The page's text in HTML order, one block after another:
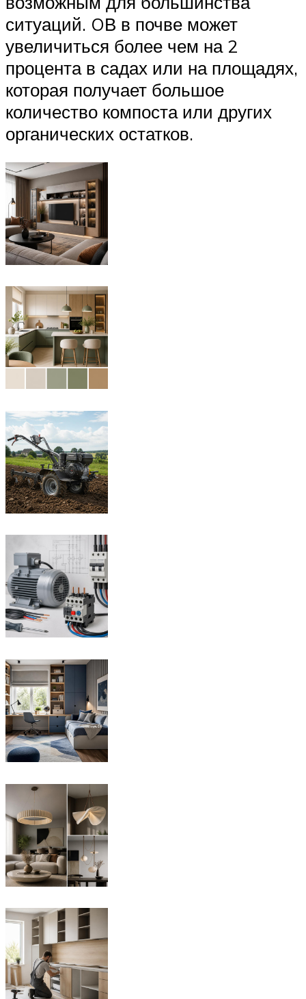
ситуаций. OВ в почве может
увеличиться более чем на 2
процента в садах или на площадях,
которая получает большое
количество компоста или других
органических остатков.